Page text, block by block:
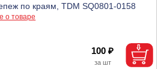
по краям, TDM SQ0801-0158
о товаре
100 ₽